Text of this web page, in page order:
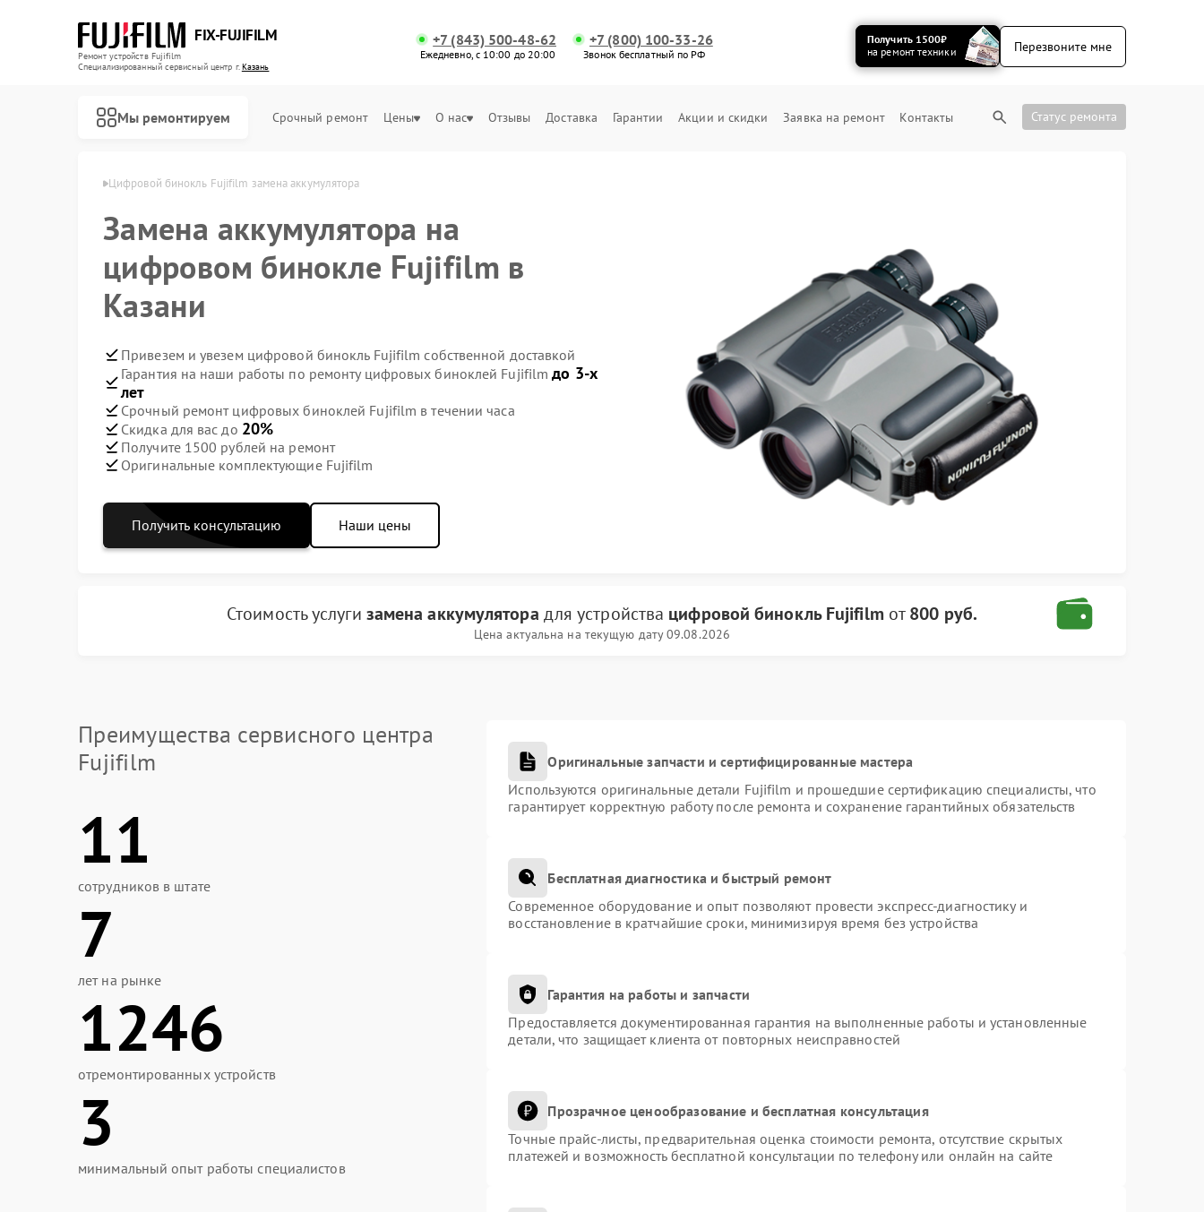
FIX-FUJIFILM
Ремонт устройств Fujifilm
Специализированный cервисный центр г.Казань
+7 (843) 500-48-62
Ежедневно, с 10:00 до 20:00
+7 (800) 100-33-26
Звонок бесплатный по РФ
Получить 1500₽
на ремонт техники
Перезвоните мне
Мы ремонтируем Срочный ремонт Цены О нас Отзывы Доставка Гарантии Акции и скидки Заявка на ремонт Контакты Статус ремонта
Цифровой бинокль Fujifilm замена аккумулятора
Замена аккумулятора на
цифровом бинокле Fujifilm в
Казани
Привезем и увезем цифровой бинокль Fujifilm собственной доставкой
Гарантия на наши работы по ремонту цифровых биноклей Fujifilmдо 3-х
лет
Срочный ремонт цифровых биноклей Fujifilm в течении часа
Скидка для вас до 20%
Получите 1500 рублей на ремонт
Оригинальные комплектующие Fujifilm
Получить консультацию Наши цены
Стоимость услуги замена аккумулятора для устройства цифровой бинокль Fujifilm от800 руб.
Цена актуальна на текущую дату 09.08.2026
Преимущества сервисного центра
Fujifilm
11
сотрудников в штате
7
лет на рынке
1246
отремонтированных устройств
3
минимальный опыт работы специалистов
Оригинальные запчасти и сертифицированные мастера
Используются оригинальные детали Fujifilm и прошедшие сертификацию специалисты, что
гарантирует корректную работу после ремонта и сохранение гарантийных обязательств
Бесплатная диагностика и быстрый ремонт
Современное оборудование и опыт позволяют провести экспресс-диагностику и
восстановление в кратчайшие сроки, минимизируя время без устройства
Гарантия на работы и запчасти
Предоставляется документированная гарантия на выполненные работы и установленные
детали, что защищает клиента от повторных неисправностей
Прозрачное ценообразование и бесплатная консультация
Точные прайс-листы, предварительная оценка стоимости ремонта, отсутствие скрытых
платежей и возможность бесплатной консультации по телефону или онлайн на сайте